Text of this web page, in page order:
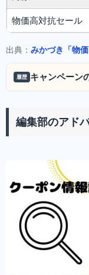
物価高対抗セール
出典： みかづき「物
履歴 キャンペーン
編集部のアド